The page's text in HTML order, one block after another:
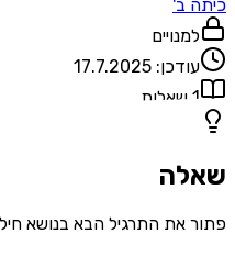
כיתה ב'
למנויים
עודכן: 17.7.2025
1 שאלות
שאלה
פתור את התרגיל הבא בנושא חילוק עד 100